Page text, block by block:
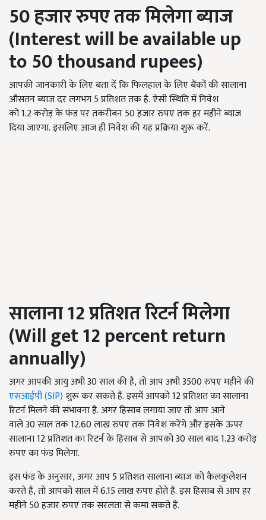
50हजार रुपए तक मिलेगा ब्याज
(Interest will be available up
to 50 thousand rupees)
आपकी जानकारी के लिए बता दें कि फिलहाल के लिए बैंकों की सालाना
औसतन ब्याज दर लगभग 5 प्रतिशत तक है. ऐसी स्थिति में निवेश
को 1.2 करोड़ के फंड पर तकरीबन 50 हजार रुपए तक हर महीने ब्याज
दिया जाएगा. इसलिए आज ही निवेश की यह प्रक्रिया शुरू करें.
सालाना12प्रतिशत रिटर्नमिलेगा
(Will get 12 percent return
annually)
अगर आपकी आयु अभी 30 साल की है, तो आप अभी 3500 रुपए महीने की
एसआईपी (SIP)शुरू कर सकते हैं. इसमें आपको 12 प्रतिशत का सालाना
रिटर्न मिलने की संभावना है. अगर हिसाब लगाया जाए तो आप आने
वाले 30 साल तक 12.60 लाख रुपए तक निवेश करेंगे और इसके ऊपर
सालाना 12 प्रतिशत का रिटर्न के हिसाब से आपको 30 साल बाद 1.23 करोड़
रुपए का फंड मिलेगा.
इस फंड के अनुसार, अगर आप 5 प्रतिशत सालाना ब्याज को कैलकुलेशन
करते हैं, तो आपको साल में 6.15 लाख रुपए होते हैं. इस हिसाब से आप हर
महीने 50 हजार रुपए तक सरलता से कमा सकते हैं.